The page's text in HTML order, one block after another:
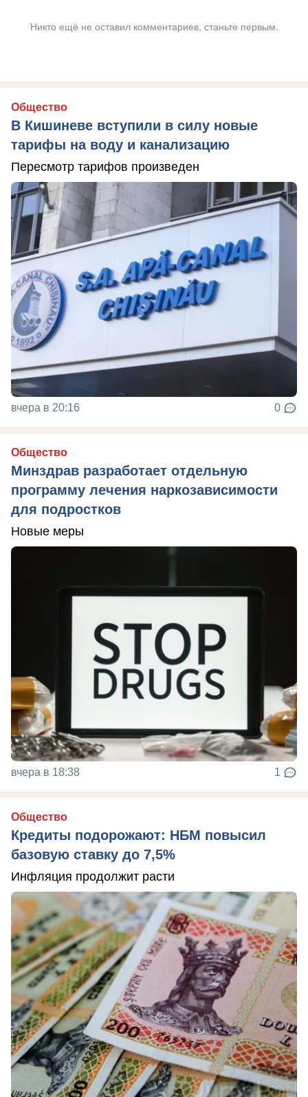
Никто ещё не оставил комментариев, станьте первым.
Общество
В Кишиневе вступили в силу новые
тарифы на воду и канализацию
Пересмотр тарифов произведен
вчера в 20:16 0
Общество
Минздрав разработает отдельную
программу лечения наркозависимости
для подростков
Новые меры
вчера в 18:38 1
Общество
Кредиты подорожают: НБМ повысил
базовую ставку до 7,5%
Инфляция продолжит расти